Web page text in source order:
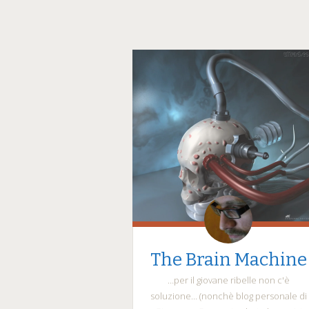
The Brain Machine
…per il giovane ribelle non c'è
soluzione… (nonchè blog personale di